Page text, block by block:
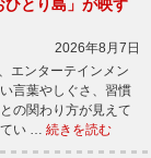
ひとり島」が映す
2026年8月7日
エンターテインメン
言葉やしぐさ、習慣
の関わり方が見えて
い … 続きを読む